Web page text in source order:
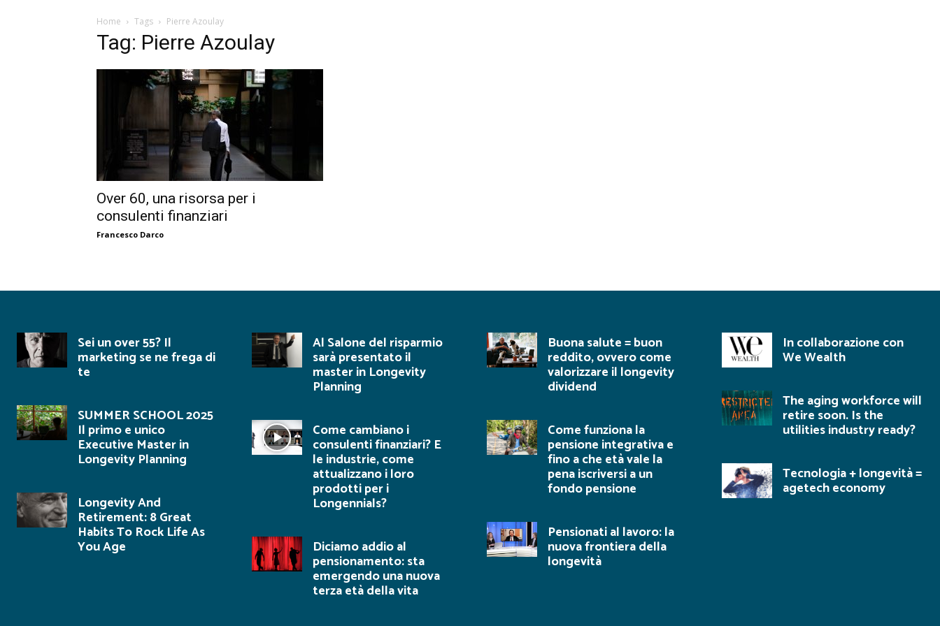
Home Tags Pierre Azoulay
Tag: Pierre Azoulay
Over 60, una risorsa per i
consulenti finanziari
Francesco Darco
Sei un over 55? Il
marketing se ne frega di
te
SUMMER SCHOOL 2025
Il primo e unico
Executive Master in
Longevity Planning
Longevity And
Retirement: 8 Great
Habits To Rock Life As
You Age
Al Salone del risparmio
sarà presentato il
master in Longevity
Planning
Come cambiano i
consulenti finanziari? E
le industrie, come
attualizzano i loro
prodotti per i
Longennials?
Diciamo addio al
pensionamento: sta
emergendo una nuova
terza età della vita
Buona salute = buon
reddito, ovvero come
valorizzare il longevity
dividend
Come funziona la
pensione integrativa e
fino a che età vale la
pena iscriversi a un
fondo pensione
Pensionati al lavoro: la
nuova frontiera della
longevità
In collaborazione con
We Wealth
The aging workforce will
retire soon. Is the
utilities industry ready?
Tecnologia + longevità =
agetech economy